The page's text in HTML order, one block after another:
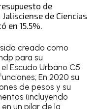
de
de Ciencias
en 15.5%.
creado como
para su
Escudo Urbano C5
En 2020 su
de pesos y su
(incluyendo
un pilar de la